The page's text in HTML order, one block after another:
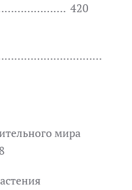
420
мира